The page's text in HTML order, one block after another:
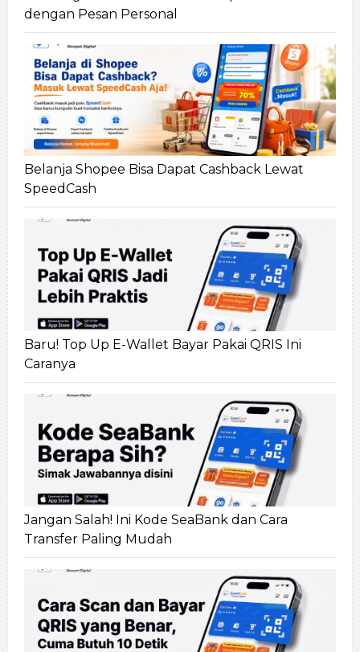
dengan Pesan Personal
Belanja Shopee Bisa Dapat Cashback Lewat
SpeedCash
Baru! Top Up E-Wallet Bayar Pakai QRIS Ini
Caranya
Jangan Salah! Ini Kode SeaBank dan Cara
Transfer Paling Mudah